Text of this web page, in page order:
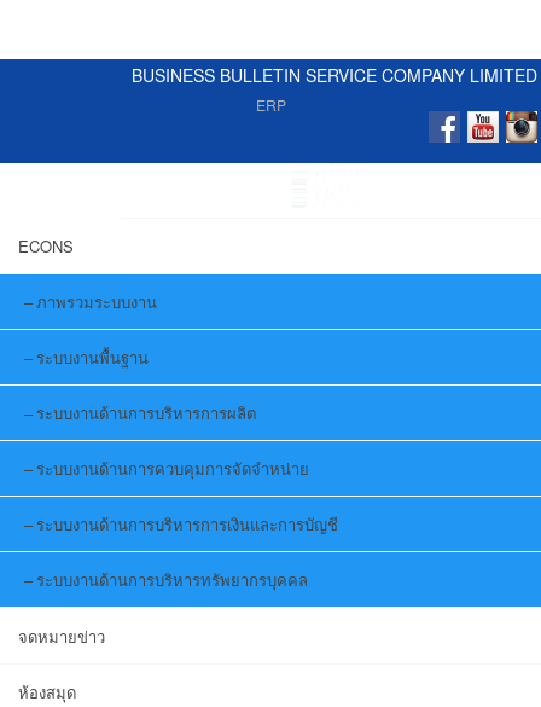
BUSINESS BULLETIN SERVICE COMPANY LIMITED
ERP
ECONS
ภาพรวมระบบงาน
ระบบงานพื้นฐาน
ระบบงานด้านการบริหารการผลิต
ระบบงานด้านการควบคุมการจัดจำหน่าย
ระบบงานด้านการบริหารการเงินและการบัญชี
ระบบงานด้านการบริหารทรัพยากรบุคคล
จดหมายข่าว
ห้องสมุด